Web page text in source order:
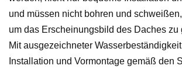
und müssen nicht bohren und
um das Erscheinungsbild des Daches zu
Mit ausgezeichneter
Installation und Vormontage gemäß den